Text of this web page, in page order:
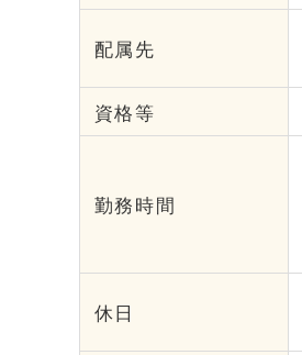
配属先
資格等
勤務時間
休日